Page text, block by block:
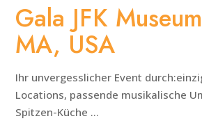
Gala JFK
MA, USA
Ihr unvergesslicher Event
Locations, passende musikalische
Spitzen-Küche ...